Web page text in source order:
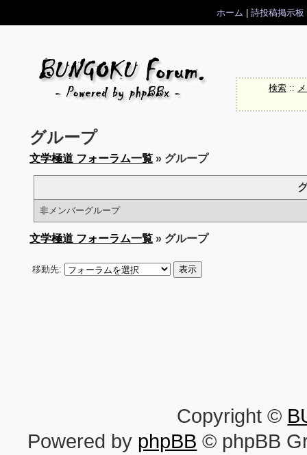
ホーム 詩投稿掲示板
検索::
グループ
文学極道 フォーラム一覧 » グループ
非メンバーグループ
文学極道 フォーラム一覧 » グループ
移動先:
Copyright ©
Powered by phpBB © phpBB